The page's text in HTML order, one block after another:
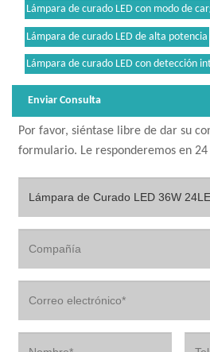
Lámpara de curado LED con modo de
Lámpara de curado LED de alta potencia
Lámpara de curado LED con detección
Enviar Consulta
Por favor, siéntase libre de dar su
formulario. Le responderemos en 24